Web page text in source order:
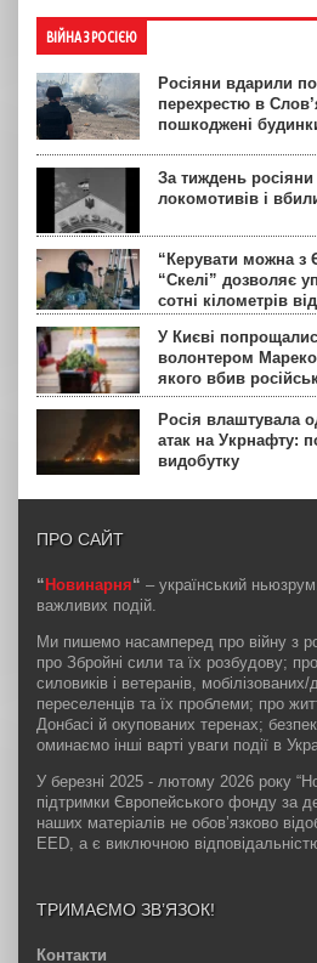
ВІЙНА З РОСІЄЮ
Росіяни вдарили
перехрестю в
пошкоджені
За тиждень
локомотивів і
“Керувати можна з
“Скелі” дозволяє
сотні кілометрів
У Києві
волонтером
якого вбив
Росія влаштувала
атак на Укрнафту:
видобутку
ПРО САЙТ
“ Новинарня“ – український
важливих подій.
Ми пишемо насамперед про війну з
про Збройні сили та їх розбудову;
силовиків і ветеранів, мобілізованих/
переселенців та їх проблеми; про
Донбасі й окупованих теренах;
оминаємо інші варті уваги події в
У березні 2025 - лютому 2026 року
підтримки Європейського фонду за
наших матеріалів не обов’язково
EED, а є виключною
ТРИМАЄМО ЗВ’ЯЗОК!
Контакти